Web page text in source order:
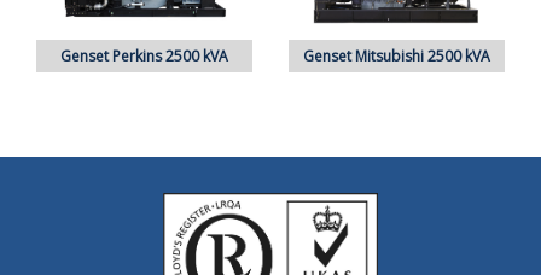
Genset Perkins 2500 kVA Genset Mitsubishi 2500 kVA